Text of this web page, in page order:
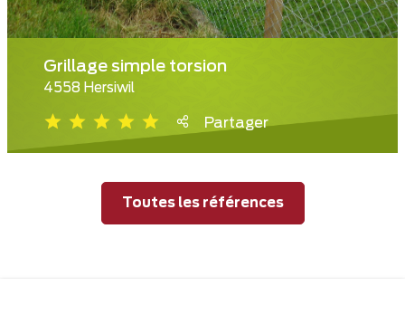
Grillage simple torsion
4558 Hersiwil
Partager
Toutes les références